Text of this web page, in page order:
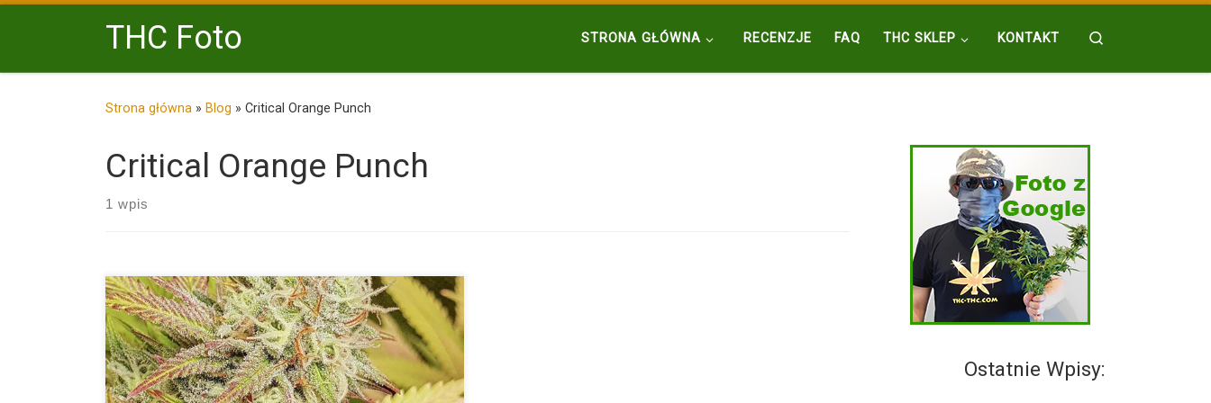
Przejdź do treściTHC Foto STRONA GŁÓWNA RECENZJE FAQ THC SKLEP KONTAKT
Strona główna » Blog » Critical Orange Punch
Critical Orange Punch
1 wpis
Critical Orange Punch od Dutch Passion wywodzą się ze
skrzyżowania wspaniałego szczepu Orange Punch (który z
Ostatnie Wpisy: